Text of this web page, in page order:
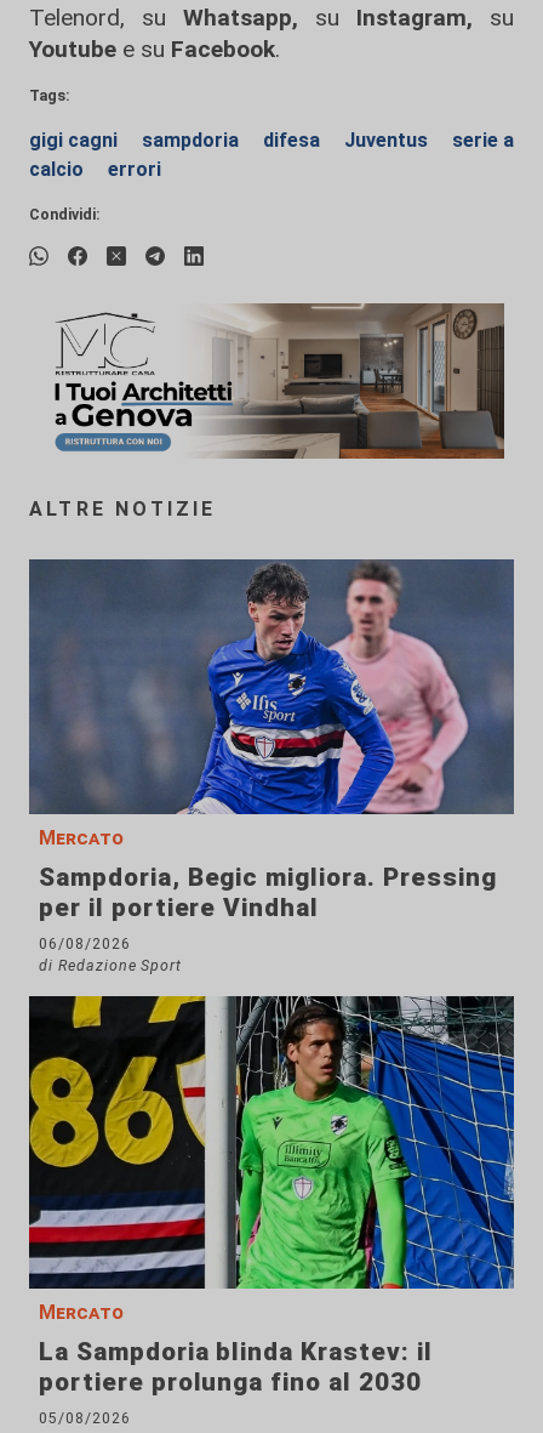
Telenord, su
Whatsapp, su Instagram, su
Youtube e su Facebook.
Tags:
gigi cagni sampdoria difesa Juventus
serie a
calcio
errori
Condividi:
ALTRE NOTIZIE
Mercato
Sampdoria, Begic migliora. Pressing
per il portiere Vindhal
06/08/2026
di Redazione Sport
Mercato
La Sampdoria blinda Krastev: il
portiere prolunga fino al 2030
05/08/2026